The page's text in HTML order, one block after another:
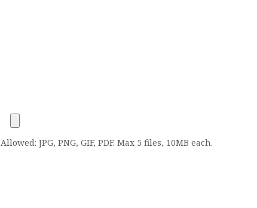
Allowed: JPG, PNG, GIF, PDF. Max 5 files, 10MB each.